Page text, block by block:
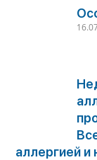
аллергией и